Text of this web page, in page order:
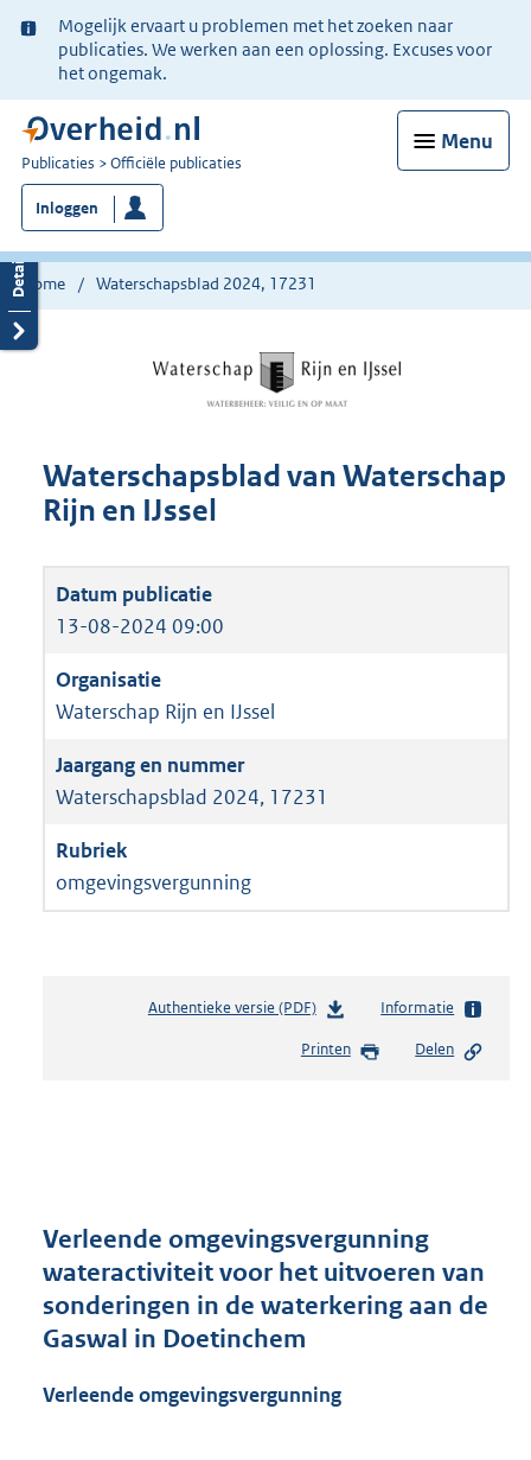
Ter
informatie:
Mogelijk ervaart u problemen met het zoeken naar
publicaties. We werken aan een oplossing. Excuses voor
het ongemak.
Menu
U
bent
nu
hier:
Publicaties Officiële publicaties
Inloggen
Home Waterschapsblad 2024, 17231
Waterschapsblad van Waterschap
Rijn en IJssel
13-08-2024 09:00
Waterschap Rijn en IJssel
Waterschapsblad 2024, 17231
omgevingsvergunning
Authentieke versie (PDF)b
s
r
o
t
2
Informatie
Printen Delen
Verleende omgevingsvergunning
wateractiviteit voor het uitvoeren van
sonderingen in de waterkering aan de
Gaswal in Doetinchem
Verleende omgevingsvergunning